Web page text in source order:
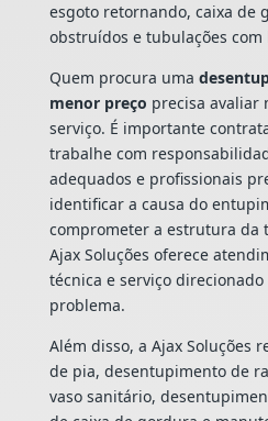
esgoto retornando, caixa de
obstruídos e tubulações com
Quem procura uma
menor preço precisa avaliar
serviço. É importante
trabalhe com
adequados e profissionais
identificar a causa do
comprometer a estrutura da
Ajax Soluções oferece
técnica e serviço
problema.
Além disso, a Ajax Soluções
de pia, desentupimento de
vaso sanitário,